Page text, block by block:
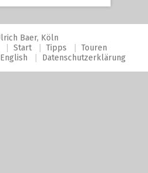
Baer, Köln
Start Tipps
Touren
English Datenschutzerklärung